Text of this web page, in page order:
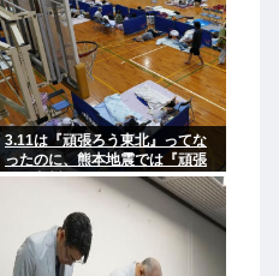
3.11は『頑張ろう東北』ってな
ったのに、熊本地震では『頑張
ろう九州』とならなかったのは